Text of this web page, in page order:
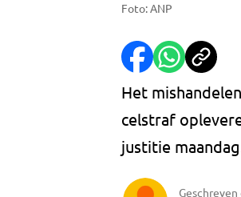
Foto: ANP
Het
celstraf
justitie